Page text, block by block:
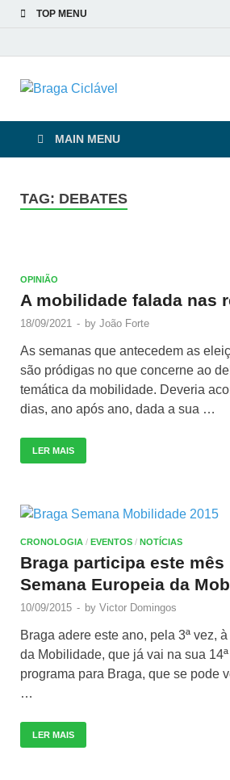
TOP MENU
Braga
MAIN MENU
TAG: DEBATES
OPINIÃO
A mobilidade falada nas
18/09/2021 - by João Forte
As semanas que antecedem as
são pródigas no que concerne ao
temática da mobilidade. Deveria
dias, ano após ano, dada a sua …
LER MAIS
CRONOLOGIA / EVENTOS / NOTÍCIAS
Braga participa este mês
Semana Europeia da
10/09/2015 - by Victor Domingos
Braga adere este ano, pela 3ª vez,
da Mobilidade, que já vai na sua
programa para Braga, que se pode
…
LER MAIS